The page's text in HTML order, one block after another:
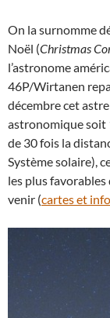
On la surnomme
Noël (Christmas
l’astronome
46P/Wirtanen
décembre cet
astronomique soit
de 30 fois la
Système solaire),
les plus favorables
venir (cartes et